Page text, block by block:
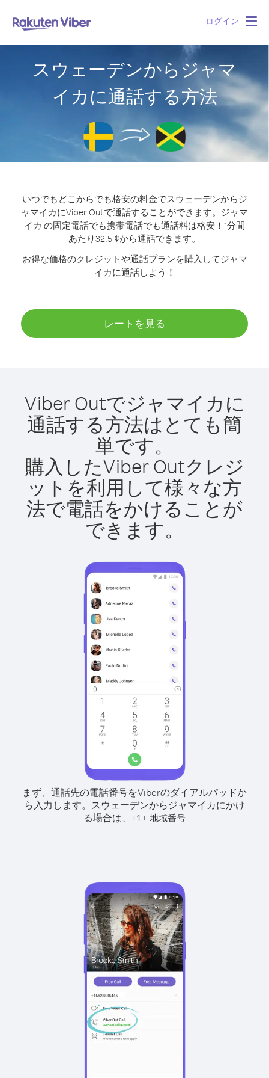
ログイン
スウェーデンからジャマ
イカに通話する方法
いつでもどこからでも格安の料金でスウェーデンからジ
ャマイカにViber Outで通話することができます。 ジャマ
イカ の固定電話でも携帯電話でも通話料は格安！1分間
あたり32.5 ¢から通話できます。
お得な価格のクレジットや通話プランを購入してジャマ
イカに通話しよう！
レートを見る
Viber Outでジャマイカに
通話する方法はとても簡
単です。
購入したViber Outクレジ
ットを利用して様々な方
法で電話をかけることが
できます。
まず、通話先の電話番号をViberのダイアルパッドか
ら入力します。 スウェーデンからジャマイカにかけ
る場合は、 +1 + 地域番号